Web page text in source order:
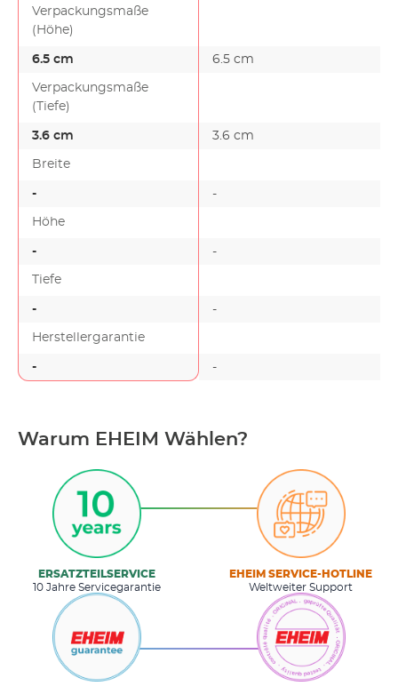
Verpackungsmaße
(Höhe)
6.5 cm 6.5 cm
Verpackungsmaße
(Tiefe)
3.6 cm 3.6 cm
Breite
- -
Höhe
- -
Tiefe
- -
Herstellergarantie
- -
Warum EHEIM Wählen?
ERSATZTEILSERVICE
10 Jahre Servicegarantie
EHEIM SERVICE-HOTLINE
Weltweiter Support